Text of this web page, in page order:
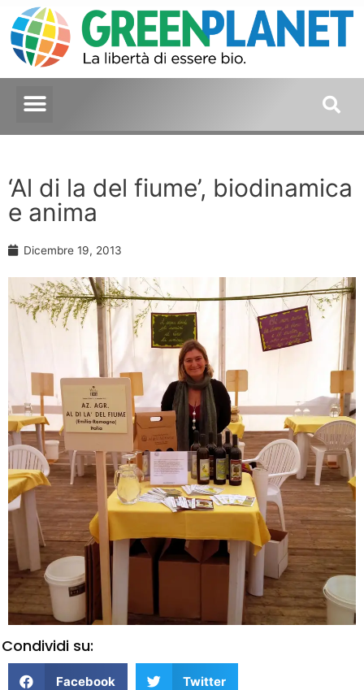
‘Al di la del fiume’, biodinamica
e anima
Dicembre 19, 2013
Condividi su:
Facebook Twitter